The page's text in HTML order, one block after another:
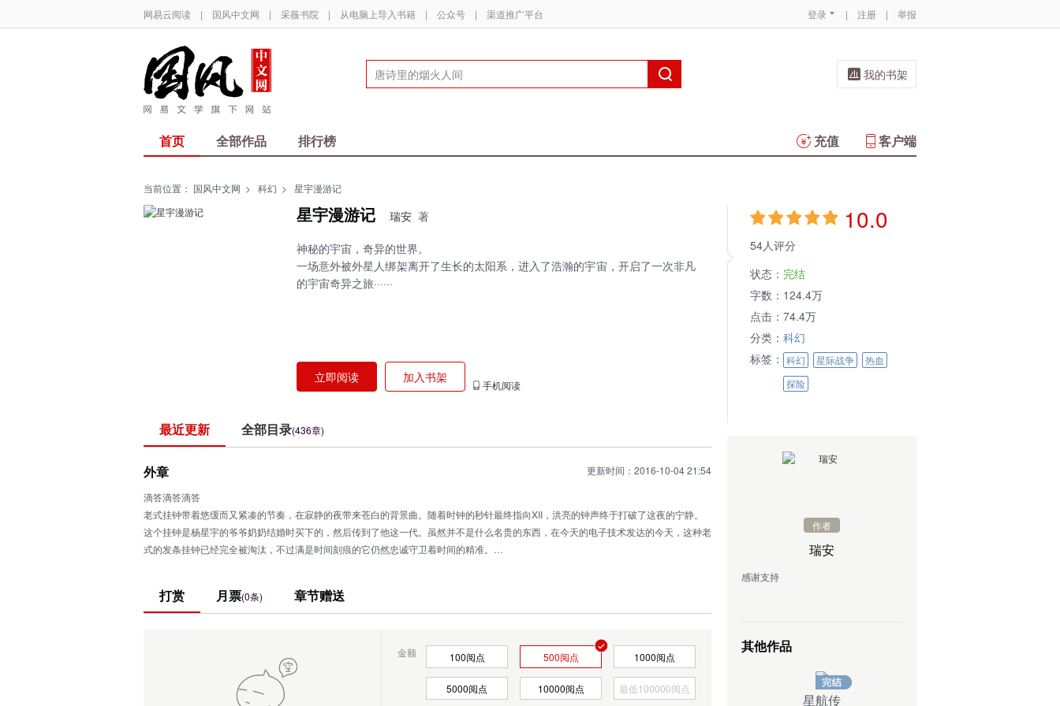
网易云阅读 | 国风中文网 | 采薇书院 | 从电脑上导入书籍 | 公众号 | 渠道推广平台 登录 | 注册 | 举报
我的书架
首页 全部作品 排行榜 客户端
充值
当前位置： 国风中文网 > 科幻 > 星宇漫游记
10.0
54人评分
状态： 完结
字数： 124.4万
点击： 74.4万
分类： 科幻
标签： 科幻 星际战争
热血
探险
作者
瑞安
感谢支持
其他作品
星航传
星宇漫游记 瑞安 著
神秘的宇宙，奇异的世界。
一场意外被外星人绑架离开了生长的太阳系，进入了浩瀚的宇宙，开启了一次非凡
的宇宙奇异之旅······
立即阅读 加入书架
手机阅读
最近更新 全部目录(436章)
外章
更新时间：2016-10-04 21:54
滴答滴答滴答
老式挂钟带着悠缓而又紧凑的节奏，在寂静的夜带来苍白的背景曲。随着时钟的秒针最终指向XII，洪亮的钟声终于打破了这夜的宁静。
这个挂钟是杨星宇的爷爷奶奶结婚时买下的，然后传到了他这一代。虽然并不是什么名贵的东西，在今天的电子技术发达的今天，这种老
式的发条挂钟已经完全被淘汰，不过满是时间刻痕的它仍然忠诚守卫着时间的精准。
打赏 月票(0条) 章节赠送
金额 100阅点 500阅点 1000阅点
5000阅点 10000阅点